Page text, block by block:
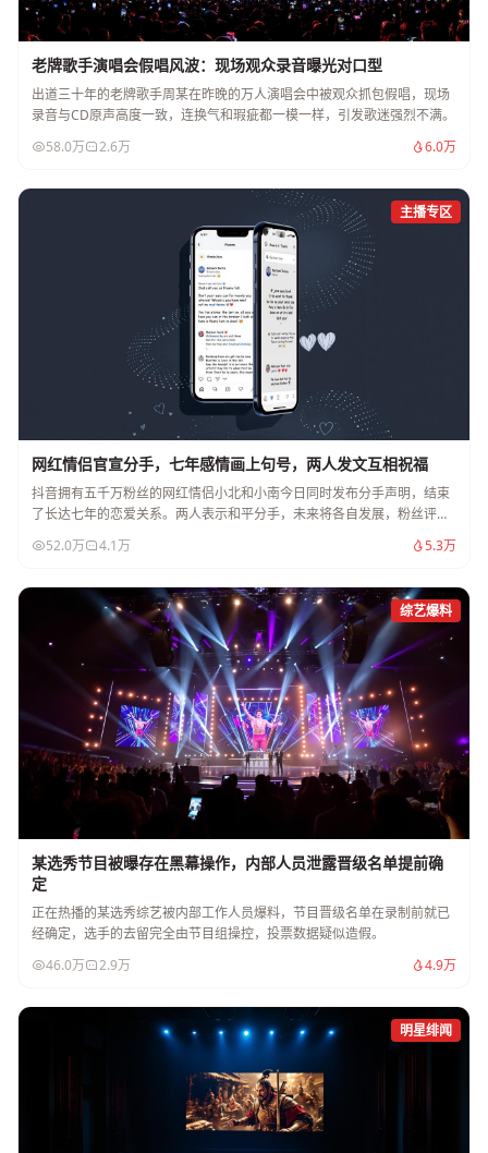
老牌歌手演唱会假唱风波：现场观众录音曝光对口型
出道三十年的老牌歌手周某在昨晚的万人演唱会中被观众抓包假唱，现场
录音与CD原声高度一致，连换气和瑕疵都一模一样，引发歌迷强烈不满。
58.0万
2.6万 6.0万
主播专区
网红情侣官宣分手，七年感情画上句号，两人发文互相祝福
抖音拥有五千万粉丝的网红情侣小北和小南今日同时发布分手声明，结束
了长达七年的恋爱关系。两人表示和平分手，未来将各自发展，粉丝评论
52.0万 4.1万 5.3万
综艺爆料
某选秀节目被曝存在黑幕操作，内部人员泄露晋级名单提前确
定
正在热播的某选秀综艺被内部工作人员爆料，节目晋级名单在录制前就已
经确定，选手的去留完全由节目组操控，投票数据疑似造假。
46.0万
2.9万 4.9万
明星绯闻